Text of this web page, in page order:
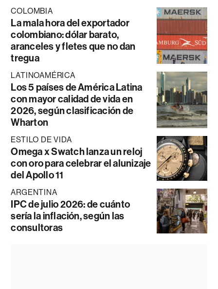
COLOMBIA
La mala hora del exportador
colombiano: dólar barato,
aranceles y fletes que no dan
tregua
LATINOAMÉRICA
Los 5 países de América Latina
con mayor calidad de vida en
2026, según clasificación de
Wharton
ESTILO DE VIDA
Omega x Swatch lanza un reloj
con oro para celebrar el alunizaje
del Apollo 11
ARGENTINA
IPC de julio 2026: de cuánto
sería la inflación, según las
consultoras